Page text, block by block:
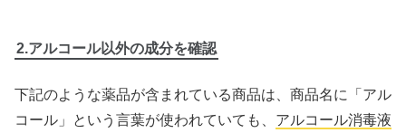
2.アルコール以外の成分を確認
下記のような薬品が含まれている商品は、商品名に「アル
コール」という言葉が使われていても、 アルコール消毒液